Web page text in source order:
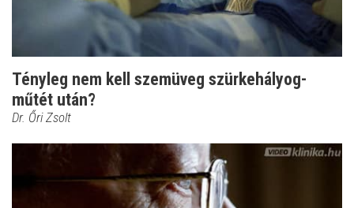
Tényleg nem kell szemüveg szürkehályog-
műtét után?
Dr. Őri Zsolt